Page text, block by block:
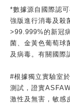
*數據源自國際認
強版進行消毒及殺
>99.999%的新冠
菌、金黃色葡萄球
及病毒。有關國際
#根據獨立實驗室
測試，證實
激性及無害，敏感